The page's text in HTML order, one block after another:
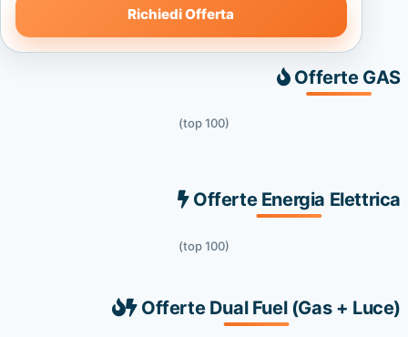
Richiedi Offerta
Offerte GAS
(top 100)
Offerte Energia Elettrica
(top 100)
Offerte Dual Fuel (Gas + Luce)